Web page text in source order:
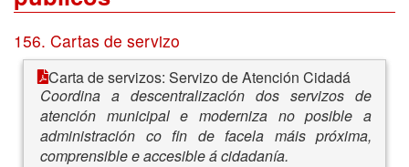
156. Cartas de servizo
Carta de servizos: Servizo de Atención Cidadá
Coordina a descentralización dos servizos de
atención municipal e moderniza no posible a
administración co fin de facela máis próxima,
comprensible e accesible á cidadanía.